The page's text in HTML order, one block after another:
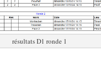
résultats D1 ronde 1